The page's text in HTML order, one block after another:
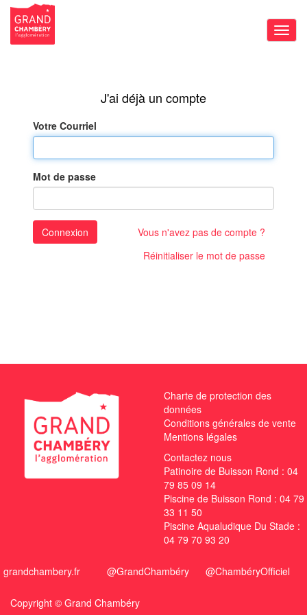
la
Votre Courriel
Mot de passe
Vous n'avez pas de compte ?
Réinitialiser le mot de passe
Connexion
Charte de protection des
données
Conditions générales de vente
Mentions légales
Contactez nous
Patinoire de Buisson Rond : 04
79 85 09 14
Piscine de Buisson Rond : 04 79
33 11 50
Piscine Aqualudique Du Stade :
04 79 70 93 20
grandchambery.fr @GrandChambéry @ChambéryOfficiel
Copyright © Grand Chambéry